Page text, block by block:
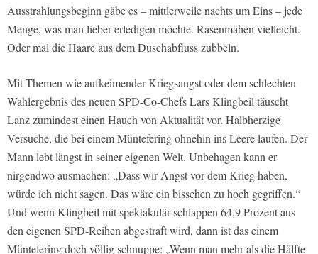
Ausstrahlungsbeginn gäbe es – mittlerweile nachts um Eins – jede
Menge, was man lieber erledigen möchte. Rasenmähen vielleicht.
Oder mal die Haare aus dem Duschabfluss zubbeln.
Mit Themen wie aufkeimender Kriegsangst oder dem schlechten
Wahlergebnis des neuen SPD-Co-Chefs Lars Klingbeil täuscht
Lanz zumindest einen Hauch von Aktualität vor. Halbherzige
Versuche, die bei einem Müntefering ohnehin ins Leere laufen. Der
Mann lebt längst in seiner eigenen Welt. Unbehagen kann er
nirgendwo ausmachen: „Dass wir Angst vor dem Krieg haben,
würde ich nicht sagen. Das wäre ein bisschen zu hoch gegriffen.“
Und wenn Klingbeil mit spektakulär schlappen 64,9 Prozent aus
den eigenen SPD-Reihen abgestraft wird, dann ist das einem
Müntefering doch völlig schnuppe: „Wenn man mehr als die Hälfte